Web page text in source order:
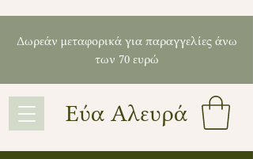
Εύα Αλευρά
Δωρεάν μεταφορικά για παραγγελίες άνω
των 70 ευρώ